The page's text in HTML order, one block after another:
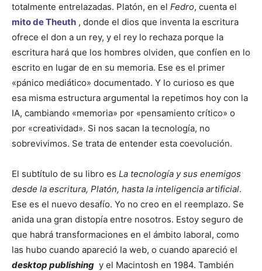
totalmente entrelazadas. Platón, en el Fedro, cuenta el
mito de Theuth , donde el dios que inventa la escritura
ofrece el don a un rey, y el rey lo rechaza porque la
escritura hará que los hombres olviden, que confíen en lo
escrito en lugar de en su memoria. Ese es el primer
«pánico mediático» documentado. Y lo curioso es que
esa misma estructura argumental la repetimos hoy con la
IA, cambiando «memoria» por «pensamiento crítico» o
por «creatividad». Si nos sacan la tecnología, no
sobrevivimos. Se trata de entender esta coevolución.
El subtítulo de su libro es La tecnología y sus enemigos
desde la escritura, Platón, hasta la inteligencia artificial.
Ese es el nuevo desafío. Yo no creo en el reemplazo. Se
anida una gran distopía entre nosotros. Estoy seguro de
que habrá transformaciones en el ámbito laboral, como
las hubo cuando apareció la web, o cuando apareció el
desktop publishing y el Macintosh en 1984. También